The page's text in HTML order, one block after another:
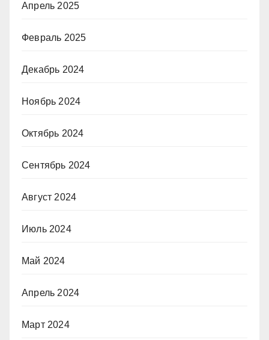
Апрель 2025
Февраль 2025
Декабрь 2024
Ноябрь 2024
Октябрь 2024
Сентябрь 2024
Август 2024
Июль 2024
Май 2024
Апрель 2024
Март 2024